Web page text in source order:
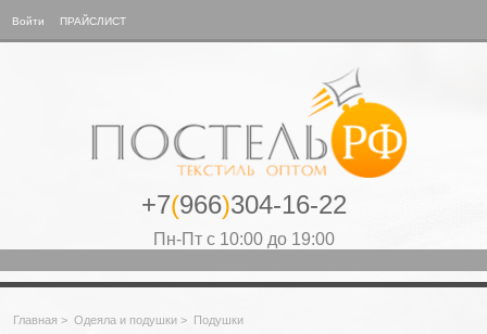
Войти ПРАЙСЛИСТ
+7(966)304-16-22
Пн-Пт с 10:00 до 19:00
Главная > Одеяла и подушки > Подушки